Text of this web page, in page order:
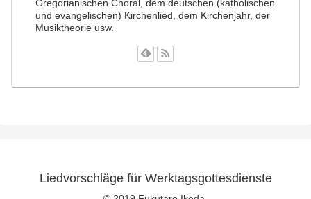
Gregorianischen Choral, dem deutschen (katholischen
und evangelischen) Kirchenlied, dem Kirchenjahr, der
Musiktheorie usw.
Liedvorschläge für Werktagsgottesdienste